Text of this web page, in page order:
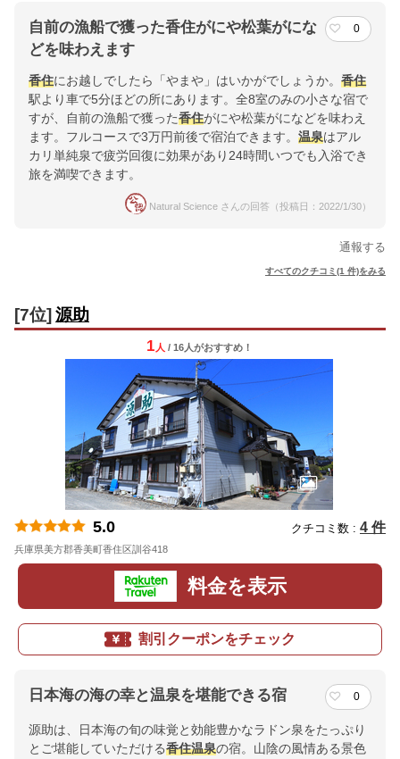
自前の漁船で獲った香住がにや松葉がにな
どを味わえます
0
香住にお越しでしたら「やまや」はいかがでしょうか。 香住
駅より車で5分ほどの所にあります。全8室のみの小さな宿で
すが、自前の漁船で獲った香住がにや松葉がになどを味わえ
ます。フルコースで3万円前後で宿泊できます。 温泉はアル
カリ単純泉で疲労回復に効果があり24時間いつでも入浴でき
旅を満喫できます。
Natural Science さんの回答（投稿日：2022/1/30）
通報する
すべてのクチコミ(1 件)をみる
[7位] 源助
1 人 / 16人がおすすめ！
5.0 クチコミ数 : 4 件
兵庫県美方郡香美町香住区訓谷418
料金を表示
割引クーポンをチェック
日本海の海の幸と温泉を堪能できる宿 0
源助は、日本海の旬の味覚と効能豊かなラドン泉をたっぷり
とご堪能していただける香住温泉の宿。山陰の風情ある景色